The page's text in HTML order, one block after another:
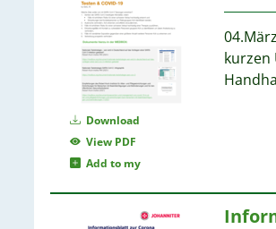
Download
View PDF
Add to my
kurzen